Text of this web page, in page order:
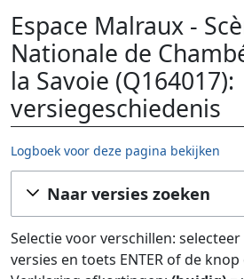
Espace Malraux -
Nationale de
la Savoie (Q164017):
versiegeschiedenis
Logboek voor deze pagina bekijken
Ga naar:navigatie,zoeken
Naar versies zoeken
Selectie voor verschillen:
versies en toets ENTER of de